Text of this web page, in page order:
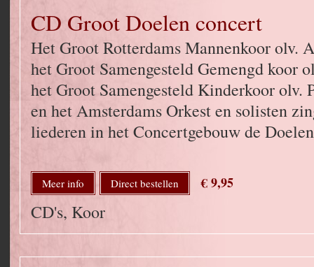
CD Groot Doelen concert
Het Groot Rotterdams Mannenkoor olv.
het Groot Samengesteld Gemengd koor
het Groot Samengesteld Kinderkoor olv.
en het Amsterdams Orkest en solisten
liederen in het Concertgebouw de
Meer info Direct bestellen € 9,95
CD's, Koor